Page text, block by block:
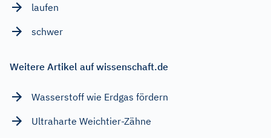
laufen
schwer
Weitere Artikel auf wissenschaft.de
Wasserstoff wie Erdgas fördern
Ultraharte Weichtier-Zähne